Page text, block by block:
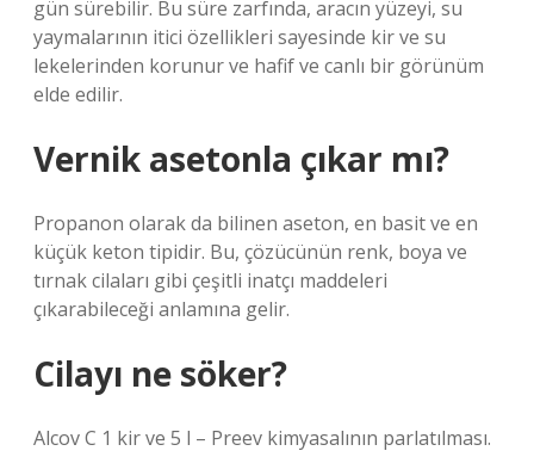
gün sürebilir. Bu süre zarfında, aracın yüzeyi, su
yaymalarının itici özellikleri sayesinde kir ve su
lekelerinden korunur ve hafif ve canlı bir görünüm
elde edilir.
Vernik asetonla çıkar mı?
Propanon olarak da bilinen aseton, en basit ve en
küçük keton tipidir. Bu, çözücünün renk, boya ve
tırnak cilaları gibi çeşitli inatçı maddeleri
çıkarabileceği anlamına gelir.
Cilayı ne söker?
Alcov C 1 kir ve 5 l – Preev kimyasalının parlatılması.